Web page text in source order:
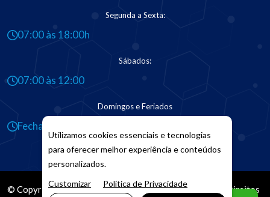
Segunda a Sexta:
07:00 às 18:00h
Sábados:
07:00 às 12:00
Domingos e Feriados
Fechado
© Copyright 2026. DIVIAMarketing Digital. Todos os Direitos
Utilizamos cookies essenciais e tecnologias
para oferecer melhor experiência e conteúdos
personalizados.
Customizar
Política de Privacidade